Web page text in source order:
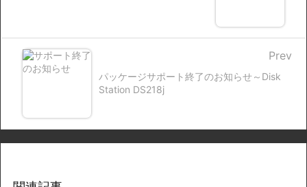
パッケージサポート終了のお知らせ～Disk
Station DS218j
Prev